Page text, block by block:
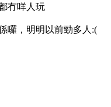
冇咩人玩
囉，明明以前勁多人:(